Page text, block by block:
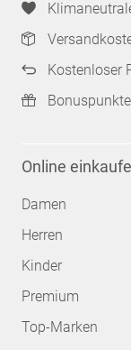
Kostenloser
Online
Damen
Herren
Kinder
Premium
Top-Marken